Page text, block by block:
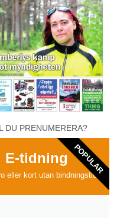
DU PRENUMERERA?
E-tidning
eller kort utan bindningstid
POPULAR